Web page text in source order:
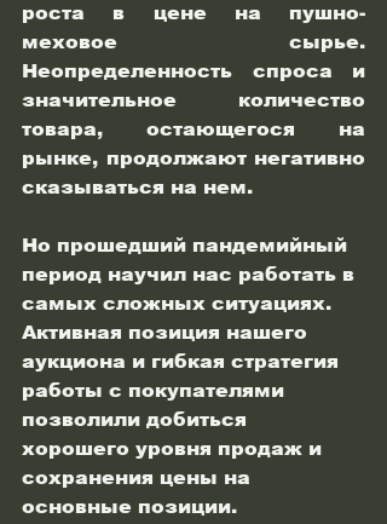
роста в цене на пушно-
меховое сырье.
Неопределенность спроса и
значительное количество
товара, остающегося на
рынке, продолжают негативно
сказываться на нем.
Но прошедший пандемийный
период научил нас работать в
самых сложных ситуациях.
Активная позиция нашего
аукциона и гибкая стратегия
работы с покупателями
позволили добиться
хорошего уровня продаж и
сохранения цены на
основные позиции.